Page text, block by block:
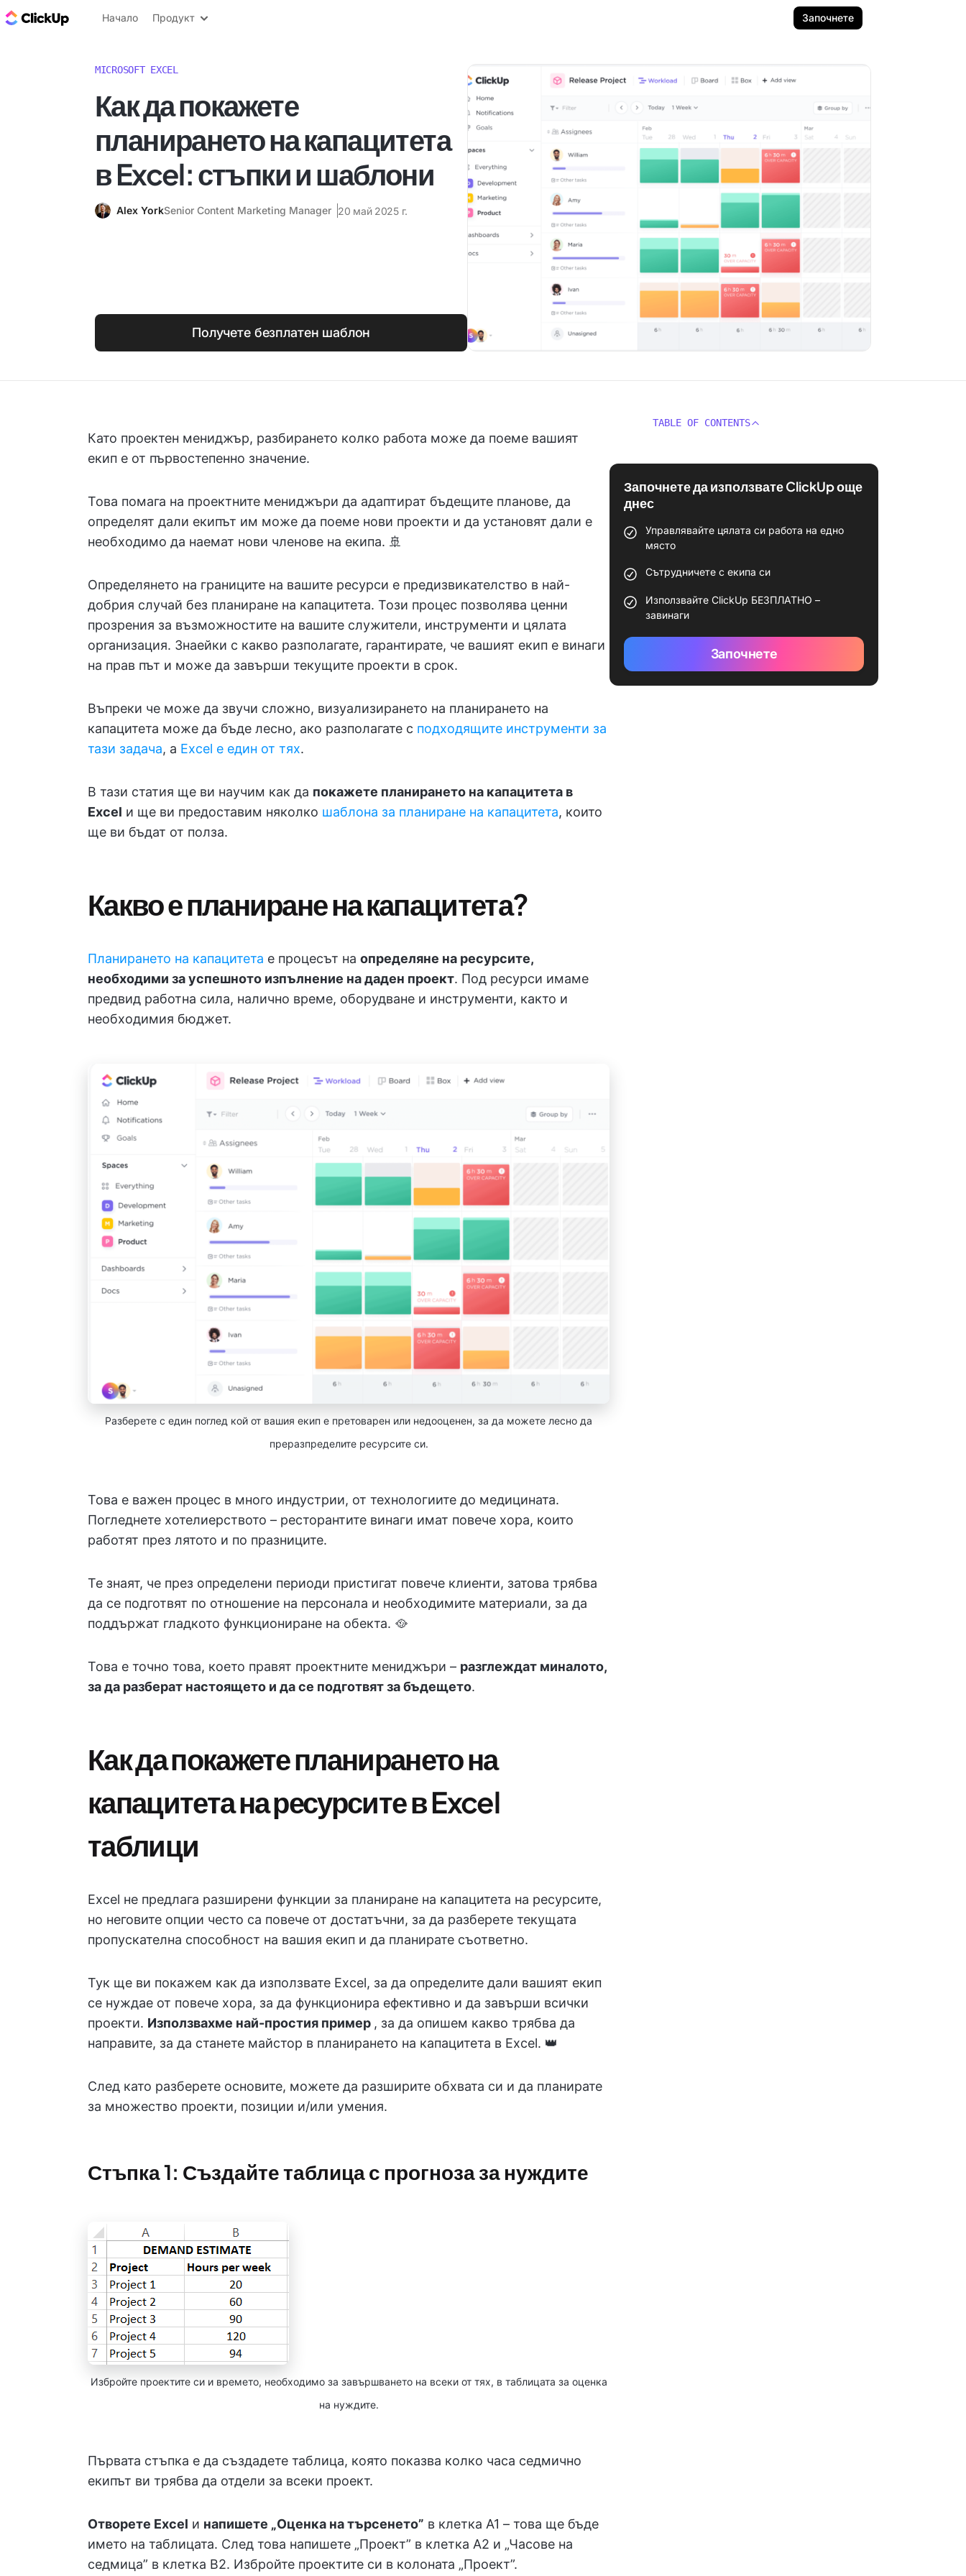
ClickUp блог
Начало Продукт Започнете
MICROSOFT EXCEL
Как да покажете
планирането на капацитета
в Excel: стъпки и шаблони
Alex YorkSenior Content Marketing Manager 20 май 2025 г.
Получете безплатен шаблон
Като проектен мениджър, разбирането колко работа може да поеме вашият
екип е от първостепенно значение.
Това помага на проектните мениджъри да адаптират бъдещите планове, да
определят дали екипът им може да поеме нови проекти и да установят дали е
необходимо да наемат нови членове на екипа. 🚢
Определянето на границите на вашите ресурси е предизвикателство в най-
добрия случай без планиране на капацитета. Този процес позволява ценни
прозрения за възможностите на вашите служители, инструменти и цялата
организация. Знаейки с какво разполагате, гарантирате, че вашият екип е винаги
на прав път и може да завърши текущите проекти в срок.
Въпреки че може да звучи сложно, визуализирането на планирането на
капацитета може да бъде лесно, ако разполагате с подходящите инструменти за
тази задача, а Excel е един от тях.
В тази статия ще ви научим как да покажете планирането на капацитета в
Excel и ще ви предоставим няколко шаблона за планиране на капацитета, които
ще ви бъдат от полза.
Какво е планиране на капацитета?
Планирането на капацитета е процесът на определяне на ресурсите,
необходими за успешното изпълнение на даден проект. Под ресурси имаме
предвид работна сила, налично време, оборудване и инструменти, както и
необходимия бюджет.
Разберете с един поглед кой от вашия екип е претоварен или недооценен, за да можете лесно да
преразпределите ресурсите си.
Това е важен процес в много индустрии, от технологиите до медицината.
Погледнете хотелиерството – ресторантите винаги имат повече хора, които
работят през лятото и по празниците.
Те знаят, че през определени периоди пристигат повече клиенти, затова трябва
да се подготвят по отношение на персонала и необходимите материали, за да
поддържат гладкото функциониране на обекта. 🥘
Това е точно това, което правят проектните мениджъри – разглеждат миналото,
за да разберат настоящето и да се подготвят за бъдещето.
Как да покажете планирането на
капацитета на ресурсите в Excel
таблици
Excel не предлага разширени функции за планиране на капацитета на ресурсите,
но неговите опции често са повече от достатъчни, за да разберете текущата
пропускателна способност на вашия екип и да планирате съответно.
Тук ще ви покажем как да използвате Excel, за да определите дали вашият екип
се нуждае от повече хора, за да функционира ефективно и да завърши всички
проекти. Използвахме най-простия пример , за да опишем какво трябва да
направите, за да станете майстор в планирането на капацитета в Excel. 👑
След като разберете основите, можете да разширите обхвата си и да планирате
за множество проекти, позиции и/или умения.
Стъпка 1: Създайте таблица с прогноза за нуждите
Избройте проектите си и времето, необходимо за завършването на всеки от тях, в таблицата за оценка
на нуждите.
Първата стъпка е да създадете таблица, която показва колко часа седмично
екипът ви трябва да отдели за всеки проект.
Отворете Excel и напишете „Оценка на търсенето” в клетка A1 – това ще бъде
името на таблицата. След това напишете „Проект” в клетка A2 и „Часове на
седмица” в клетка B2. Избройте проектите си в колоната „Проект”.
TABLE OF CONTENTS
Започнете да използвате ClickUp още
днес
Управлявайте цялата си работа на едно
място
Сътрудничете с екипа си
Използвайте ClickUp БЕЗПЛАТНО –
завинаги
Започнете